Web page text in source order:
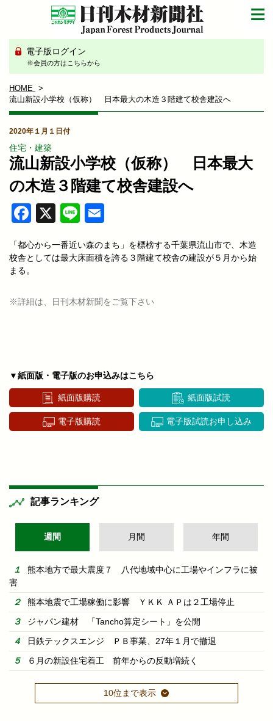
電子版ログイン
※会員の方はこちらから
HOME
流山新設小学校（仮称） 日本最大の木造３階建て校舎建設へ
2020年１月１日付
住宅・建築
流山新設小学校（仮称） 日本最大
の木造３階建て校舎建設へ
Facebook
X Line
「都心から一番近い森のまち」を標榜する千葉県流山市で、木造
校舎としては最大床面積を誇る３階建て校舎の建設が５月から始
まる。
※詳細は、日刊木材新聞をご覧下さい
▼紙面版・電子版のお申込みはこちら
紙面版購読 紙面版試読
電子版購読 電子版試読お申し込み
記事ランキング
週間 月間 年間
熊本地方で最大震度７ 八代地域中心に工場やインフラに被
害
熊本地震で工場稼働に影響 ＹＫＫ ＡＰは２工場停止
ジャパン建材 「Tancho算定シート」を公開
日鉄テックスエンジ ＰＢ事業、27年１月で撤退
６月の新設住宅着工 前年からの反動増続く
10位まで表示